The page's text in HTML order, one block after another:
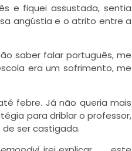
e fiquei assustada, sentia
angústia e o atrito entre a
saber falar português, me
era um sofrimento, me
febre. Já não queria mais
para driblar o professor,
de ser castigada.